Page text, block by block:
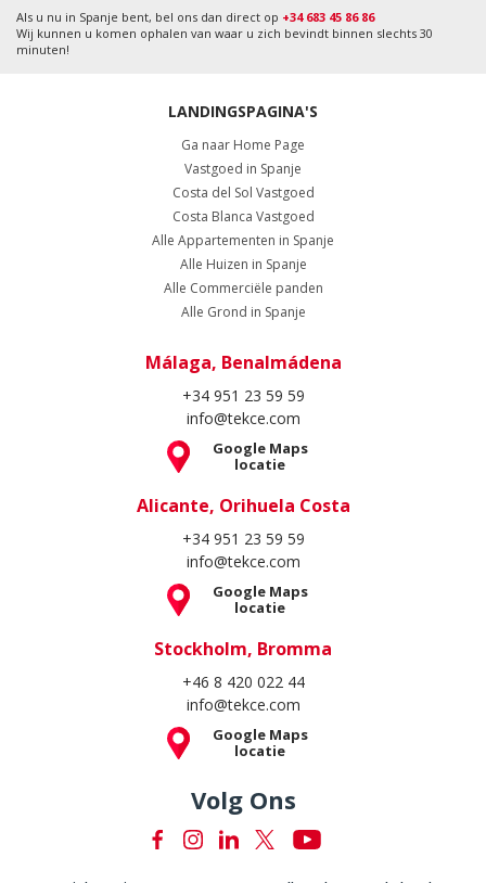
Als u nu in Spanje bent, bel ons dan direct op +34 683 45 86 86
Wij kunnen u komen ophalen van waar u zich bevindt binnen slechts 30
minuten!
LANDINGSPAGINA'S
Ga naar Home Page
Vastgoed in Spanje
Costa del Sol Vastgoed
Costa Blanca Vastgoed
Alle Appartementen in Spanje
Alle Huizen in Spanje
Alle Commerciële panden
Alle Grond in Spanje
Málaga, Benalmádena
+34 951 23 59 59
info@tekce.com
Google Maps
locatie
Alicante, Orihuela Costa
+34 951 23 59 59
info@tekce.com
Google Maps
locatie
Stockholm, Bromma
+46 8 420 022 44
info@tekce.com
Google Maps
locatie
Volg Ons